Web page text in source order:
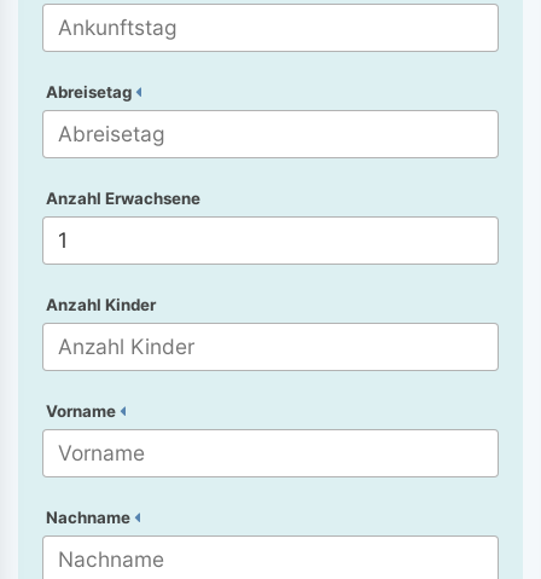
Abreisetag
Anzahl Erwachsene
Anzahl Kinder
Vorname
Nachname